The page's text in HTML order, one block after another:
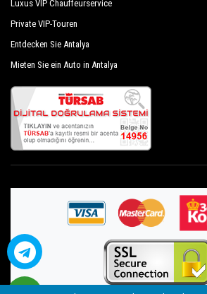
Luxus VIP Chauffeurservice
Private VIP-Touren
Entdecken Sie Antalya
Mieten Sie ein Auto in Antalya